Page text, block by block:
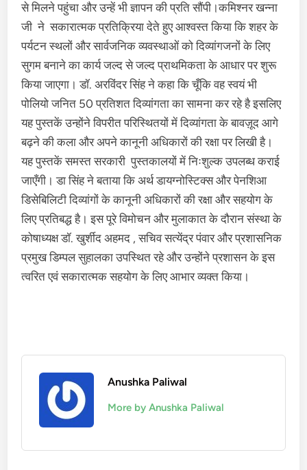
से मिलने पहुंचा और उन्हें भी ज्ञापन की प्रति सौंपी।कमिश्नर खन्ना
जी ने सकारात्मक प्रतिक्रिया देते हुए आश्वस्त किया कि शहर के
पर्यटन स्थलों और सार्वजनिक व्यवस्थाओं को दिव्यांगजनों के लिए
सुगम बनाने का कार्य जल्द से जल्द प्राथमिकता के आधार पर शुरू
किया जाएगा। डॉ. अरविंदर सिंह ने कहा कि चूँकि वह स्वयं भी
पोलियो जनित 50 प्रतिशत दिव्यांगता का सामना कर रहे है इसलिए
यह पुस्तकें उन्होंने विपरीत परिस्थितयों में दिव्यांगता के बावज़ूद आगे
बढ़ने की कला और अपने कानूनी अधिकारों की रक्षा पर लिखी है।
यह पुस्तकें समस्त सरकारी पुस्तकालयों में निःशुल्क उपलब्ध कराई
जाएँगी। डा सिंह ने बताया कि अर्थ डायग्नोस्टिक्स और पेनशिआ
डिसेबिलिटी दिव्यांगों के कानूनी अधिकारों की रक्षा और सहयोग के
लिए प्रतिबद्ध है। इस पूरे विमोचन और मुलाकात के दौरान संस्था के
कोषाध्यक्ष डॉ. खुर्शीद अहमद , सचिव सत्येंद्र पंवार और प्रशासनिक
प्रमुख डिम्पल सुहालका उपस्थित रहे और उन्होंने प्रशासन के इस
त्वरित एवं सकारात्मक सहयोग के लिए आभार व्यक्त किया।
Anushka Paliwal
More by Anushka Paliwal